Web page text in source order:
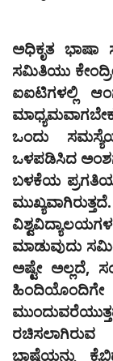
ಅಧಿಕೃತ ಭಾಷಾ
ಸಮಿತಿಯು
ಐಐಟಿಗಳಲ್ಲಿ
ಒಂದು
ಒಳಪಡಿಸಿದ
ಬಳಕೆಯ
ಮಾಡುವುದು
ಅಷ್ಟೇ ಅಲ್ಲದೆ,
ಭಾಷೆಯನ್ನು